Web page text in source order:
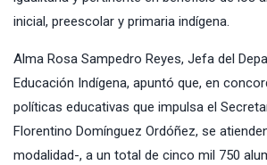
inicial, preescolar y primaria indígena.
Alma Rosa Sampedro Reyes, Jefa del
Educación Indígena, apuntó que, en
políticas educativas que impulsa el
Florentino Domínguez Ordóñez, se
modalidad-, a un total de cinco mil 750